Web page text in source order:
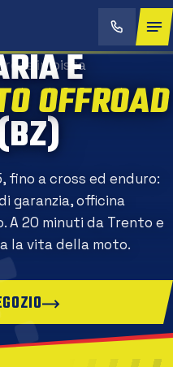
E
OFFROAD
fino a cross ed enduro:
garanzia, officina
A 20 minuti da Trento e
la vita della moto.